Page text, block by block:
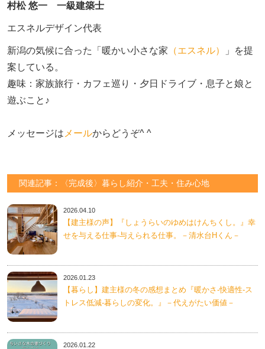
村松 悠一 一級建築士
エスネルデザイン代表
新潟の気候に合った「暖かい小さな家 （エスネル）
」を提
案している。
趣味：家族旅行・カフェ巡り・夕日ドライブ・息子と娘と
遊ぶこと♪
メッセージは メールからどうぞ^ ^
関連記事：〈完成後〉暮らし紹介・工夫・住み心地
2026.04.10
【建主様の声】『しょうらいのゆめはけんちくし。』幸
せを与える仕事-与えられる仕事。－清水台Hくん－
2026.01.23
【暮らし】建主様の冬の感想まとめ『暖かさ-快適性-ス
トレス低減-暮らしの変化。』－代えがたい価値－
2026.01.22